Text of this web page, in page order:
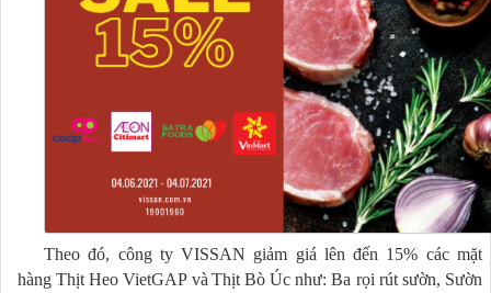
Theo đó, công ty VISSAN giảm giá lên đến 15% các mặt
hàng Thịt Heo VietGAP và Thịt BòÚcnhư: Ba rọi rút sườn, Sườn